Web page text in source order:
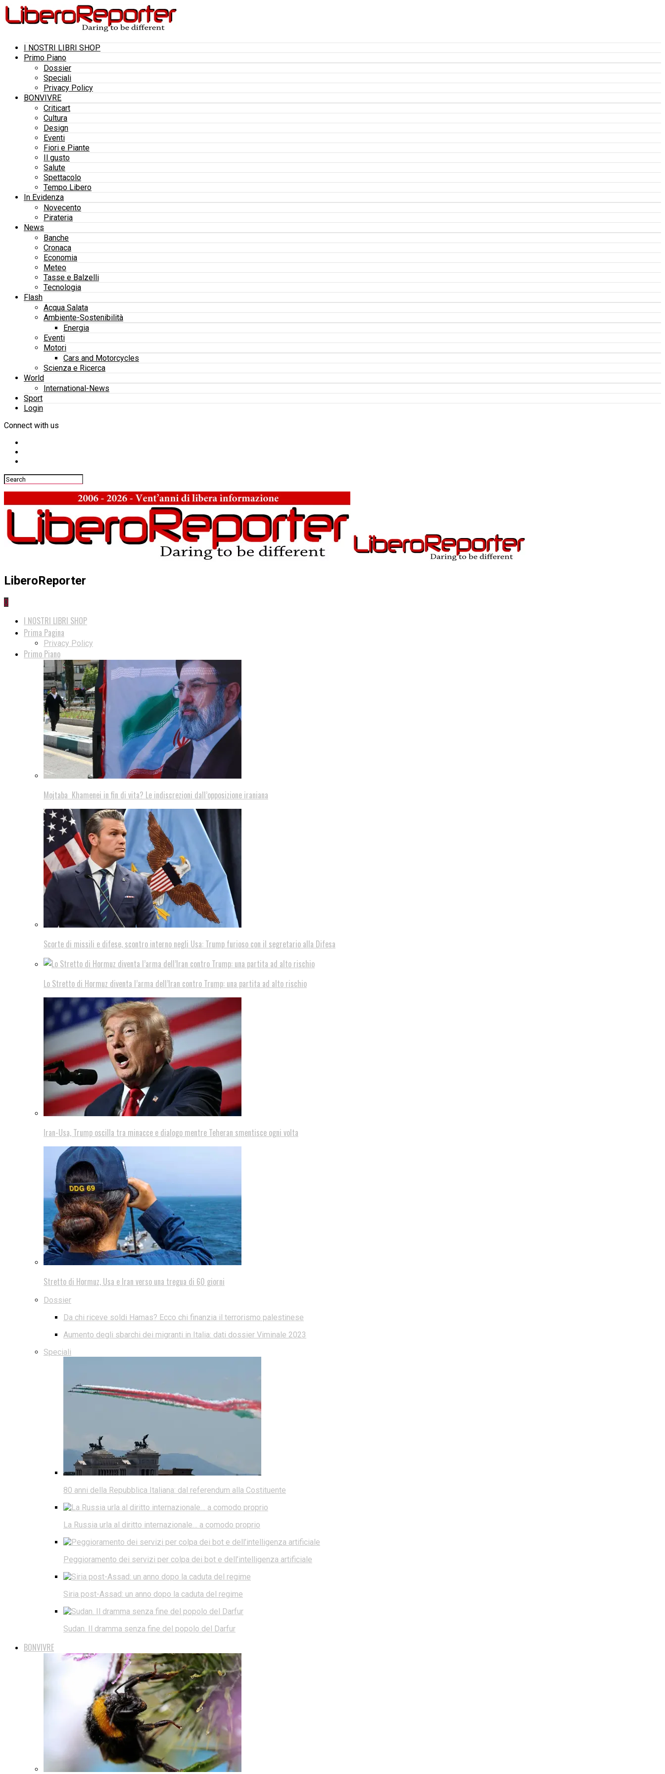
I NOSTRI LIBRI SHOP
Primo Piano
Dossier
Speciali
Privacy Policy
BONVIVRE
Criticart
Cultura
Design
Eventi
Fiori e Piante
Il gusto
Salute
Spettacolo
Tempo Libero
In Evidenza
Novecento
Pirateria
News
Banche
Cronaca
Economia
Meteo
Tasse e Balzelli
Tecnologia
Flash
Acqua Salata
Ambiente-Sostenibilità
Energia
Eventi
Motori
Cars and Motorcycles
Scienza e Ricerca
World
International-News
Sport
Login
Connect with us
LiberoReporter
0
I NOSTRI LIBRI SHOP
Prima Pagina
Privacy Policy
Primo Piano
Mojtaba Khamenei in fin di vita? Le indiscrezioni dall’opposizione iraniana
Scorte di missili e difese, scontro interno negli Usa: Trump furioso con il segretario alla Difesa
Lo Stretto di Hormuz diventa l’arma dell’Iran contro Trump: una partita ad alto rischio
Iran-Usa, Trump oscilla tra minacce e dialogo mentre Teheran smentisce ogni volta
Stretto di Hormuz, Usa e Iran verso una tregua di 60 giorni
Dossier
Da chi riceve soldi Hamas? Ecco chi finanzia il terrorismo palestinese
Aumento degli sbarchi dei migranti in Italia: dati dossier Viminale 2023
Speciali
80 anni della Repubblica Italiana: dal referendum alla Costituente
La Russia urla al diritto internazionale… a comodo proprio
Peggioramento dei servizi per colpa dei bot e dell’intelligenza artificiale
Siria post-Assad: un anno dopo la caduta del regime
Sudan. Il dramma senza fine del popolo del Darfur
BONVIVRE